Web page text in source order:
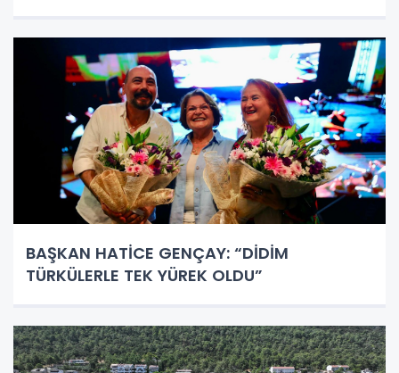
BAŞKAN HATİCE GENÇAY: “DİDİM
TÜRKÜLERLE TEK YÜREK OLDU”